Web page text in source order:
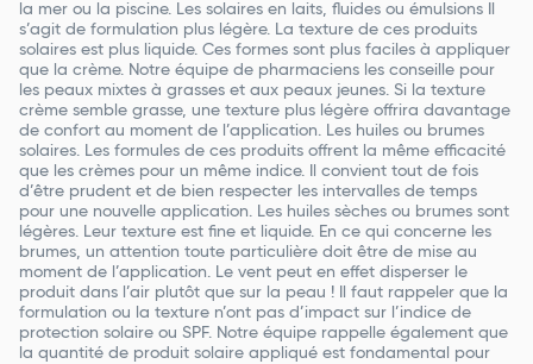
la mer ou la piscine. Les solaires en laits, fluides ou émulsions Il
s’agit de formulation plus légère. La texture de ces produits
solaires est plus liquide. Ces formes sont plus faciles à appliquer
que la crème. Notre équipe de pharmaciens les conseille pour
les peaux mixtes à grasses et aux peaux jeunes. Si la texture
crème semble grasse, une texture plus légère offrira davantage
de confort au moment de l’application. Les huiles ou brumes
solaires. Les formules de ces produits offrent la même efficacité
que les crèmes pour un même indice. Il convient tout de fois
d’être prudent et de bien respecter les intervalles de temps
pour une nouvelle application. Les huiles sèches ou brumes sont
légères. Leur texture est fine et liquide. En ce qui concerne les
brumes, un attention toute particulière doit être de mise au
moment de l’application. Le vent peut en effet disperser le
produit dans l’air plutôt que sur la peau ! Il faut rappeler que la
formulation ou la texture n’ont pas d’impact sur l’indice de
protection solaire ou SPF. Notre équipe rappelle également que
la quantité de produit solaire appliqué est fondamental pour